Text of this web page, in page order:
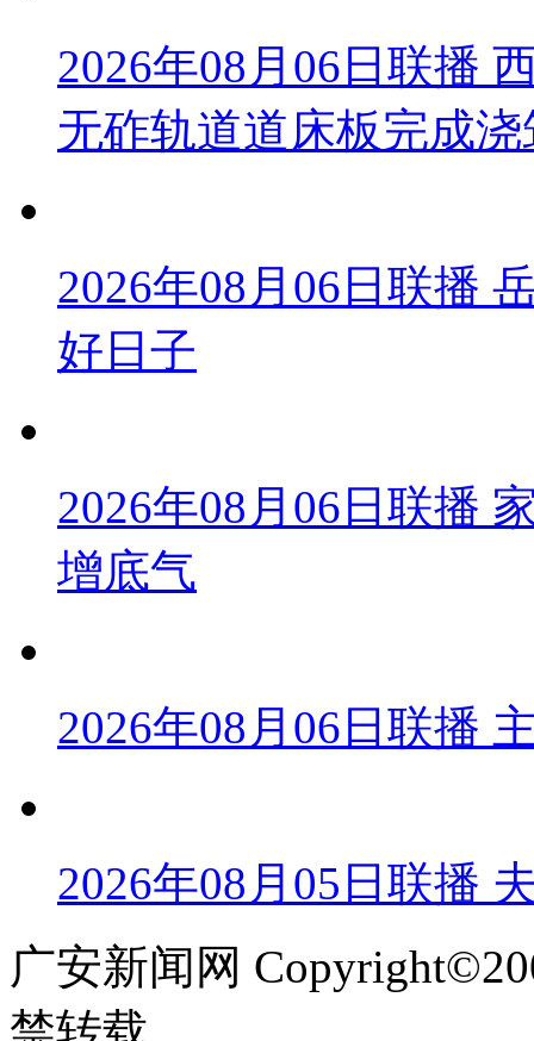
2026年08月06日联播
无砟轨道道床板完成浇
2026年08月06日联播
好日子
2026年08月06日联播
增底气
2026年08月06日联播
2026年08月05日联播
广安新闻网